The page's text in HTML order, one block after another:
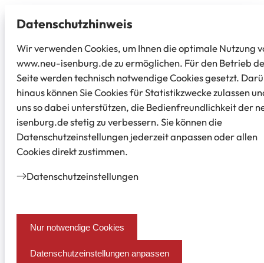
Datenschutz­hinweis
Wir verwenden Cookies, um Ihnen die optimale Nutzung
www.neu-isenburg.de zu ermöglichen. Für den Betrieb
Seite werden technisch notwendige Cookies gesetzt.
hinaus können Sie Cookies für Statistikzwecke zulassen
uns so dabei unterstützen, die Bedienfreundlichkeit der
isenburg.de stetig zu verbessern. Sie können die
Datenschutzeinstellungen jederzeit anpassen oder allen
Cookies direkt zustimmen.
Datenschutz­einstellungen
Nur notwendige Cookies
Datenschutzeinstellungen anpassen